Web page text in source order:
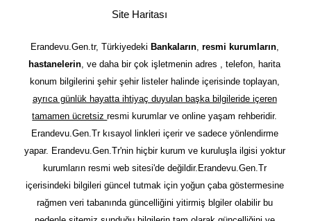
Site Haritası
Erandevu.Gen.tr, Türkiyedeki Bankaların, resmi kurumların,
hastanelerin, ve daha bir çok işletmenin adres , telefon, harita
konum bilgilerini şehir şehir listeler halinde içerisinde toplayan,
ayrıca günlük hayatta ihtiyaç duyulan başka bilgileride içeren
tamamen ücretsizresmi kurumlar ve online yaşam rehberidir.
Erandevu.Gen.Tr kısayol linkleri içerir ve sadece yönlendirme
yapar. Erandevu.Gen.Tr'nin hiçbir kurum ve kuruluşla ilgisi yoktur
kurumların resmi web sitesi'de değildir.Erandevu.Gen.Tr
içerisindeki bilgileri güncel tutmak için yoğun çaba göstermesine
rağmen veri tabanında güncelliğini yitirmiş blgiler olabilir bu